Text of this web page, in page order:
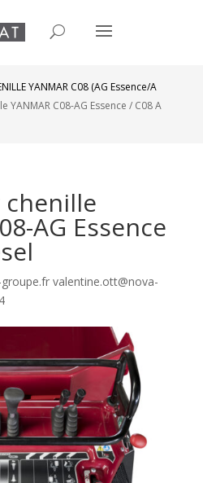
YANMAR C08 (AG Essence/A
YANMAR C08-AG Essence / C08 A
AG Essence
valentine.ott@nova-